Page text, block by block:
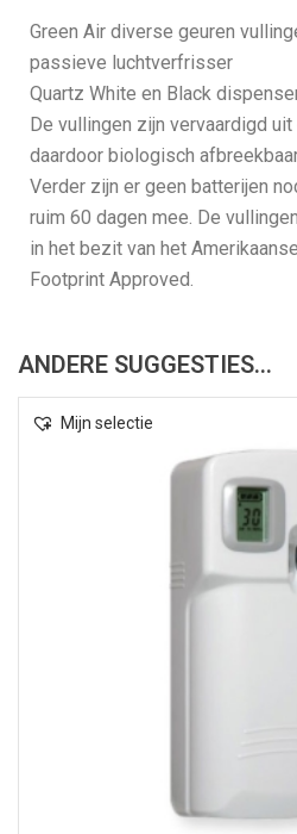
Green Air diverse geuren
passieve luchtverfrisser
Quartz White en Black
De vullingen zijn vervaardigd
daardoor biologisch
Verder zijn er geen batterijen
ruim 60 dagen mee. De
in het bezit van het
Footprint Approved.
ANDERE SUGGESTIES…
Mijn selectie